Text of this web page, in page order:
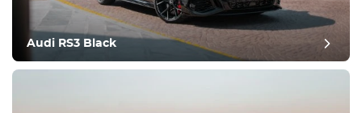
Audi RS3 Black